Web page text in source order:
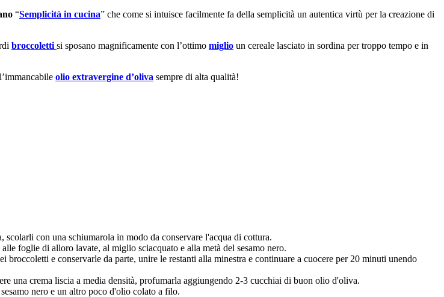
“Semplicità in cucina” che come si intuisce facilmente fa della semplicità un autentica virtù per la creazione di
broccolettisi sposano magnificamente con l’ottimo miglio un cereale lasciato in sordina per troppo tempo e in
olio extravergine d’oliva sempre di alta qualità!
con una schiumarola in modo da conservare l'acqua di cottura.
foglie di alloro lavate, al miglio sciacquato e alla metà del sesamo nero.
e conservarle da parte, unire le restanti alla minestra e continuare a cuocere per 20 minuti unendo
una crema liscia a media densità, profumarla aggiungendo 2-3 cucchiai di buon olio d'oliva.
nero e un altro poco d'olio colato a filo.